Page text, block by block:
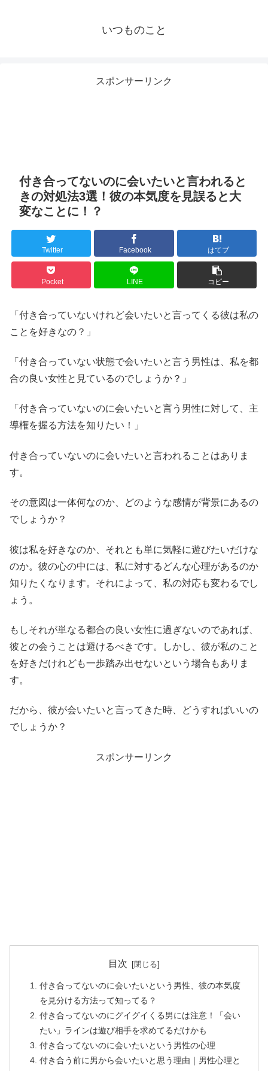
いつものこと
スポンサーリンク
付き合ってないのに会いたいと言われると
きの対処法3選！彼の本気度を見誤ると大
変なことに！？
Twitter Facebook はてブ
Pocket LINE コピー
「付き合っていないけれど会いたいと言ってくる彼は私の
ことを好きなの？」
「付き合っていない状態で会いたいと言う男性は、私を都
合の良い女性と見ているのでしょうか？」
「付き合っていないのに会いたいと言う男性に対して、主
導権を握る方法を知りたい！」
付き合っていないのに会いたいと言われることはありま
す。
その意図は一体何なのか、どのような感情が背景にあるの
でしょうか？
彼は私を好きなのか、それとも単に気軽に遊びたいだけな
のか。彼の心の中には、私に対するどんな心理があるのか
知りたくなります。それによって、私の対応も変わるでし
ょう。
もしそれが単なる都合の良い女性に過ぎないのであれば、
彼との会うことは避けるべきです。しかし、彼が私のこと
を好きだけれども一歩踏み出せないという場合もありま
す。
だから、彼が会いたいと言ってきた時、どうすればいいの
でしょうか？
スポンサーリンク
目次
付き合ってないのに会いたいという男性、彼の本気度
を見分ける方法って知ってる？
付き合ってないのにグイグイくる男には注意！「会い
たい」ラインは遊び相手を求めてるだけかも
付き合ってないのに会いたいという男性の心理
付き合う前に男から会いたいと思う理由｜男性心理と